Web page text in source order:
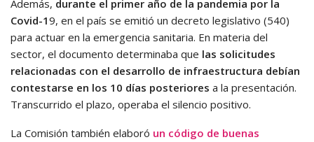
Además, durante el primer año de la pandemia por la
Covid-19, en el país se emitió un decreto legislativo (540)
para actuar en la emergencia sanitaria. En materia del
sector, el documento determinaba que las solicitudes
relacionadas con el desarrollo de infraestructura debían
contestarse en los 10 días posteriores a la presentación.
Transcurrido el plazo, operaba el silencio positivo.
La Comisión también elaboró un código de buenas